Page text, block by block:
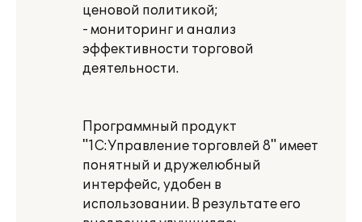
ценовой политикой;
- мониторинг и анализ
эффективности торговой
деятельности.
Программный продукт
"1С:Управление торговлей 8" имеет
понятный и дружелюбный
интерфейс, удобен в
использовании. В результате его